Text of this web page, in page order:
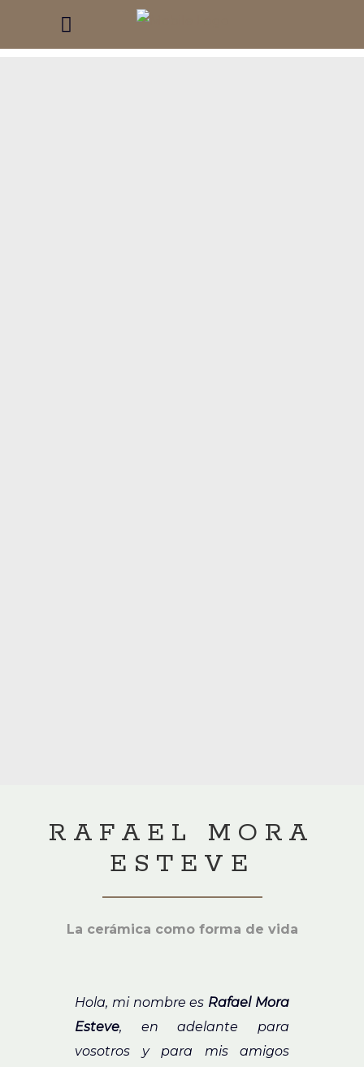
RAFAEL MORA
ESTEVE
La cerámica como forma de vida
Hola, mi nombre es Rafael Mora
Esteve, en adelante para
vosotros y para mis amigos